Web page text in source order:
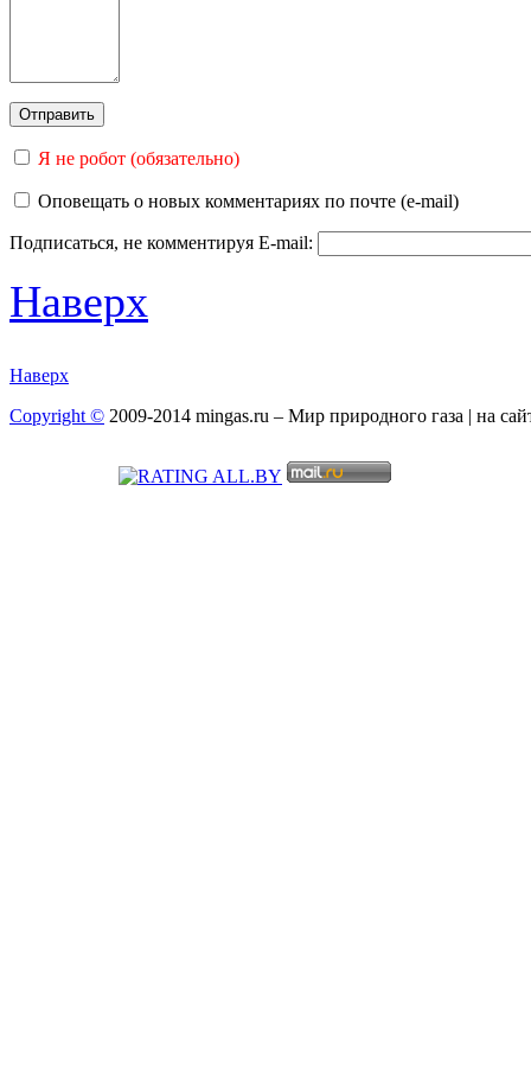
Я не робот (обязательно)
Оповещать о новых комментариях по почте (e-mail)
Подписаться, не комментируя E-mail:
Наверх
Наверх
Copyright © 2009-2014 mingas.ru – Мир природного газа | на